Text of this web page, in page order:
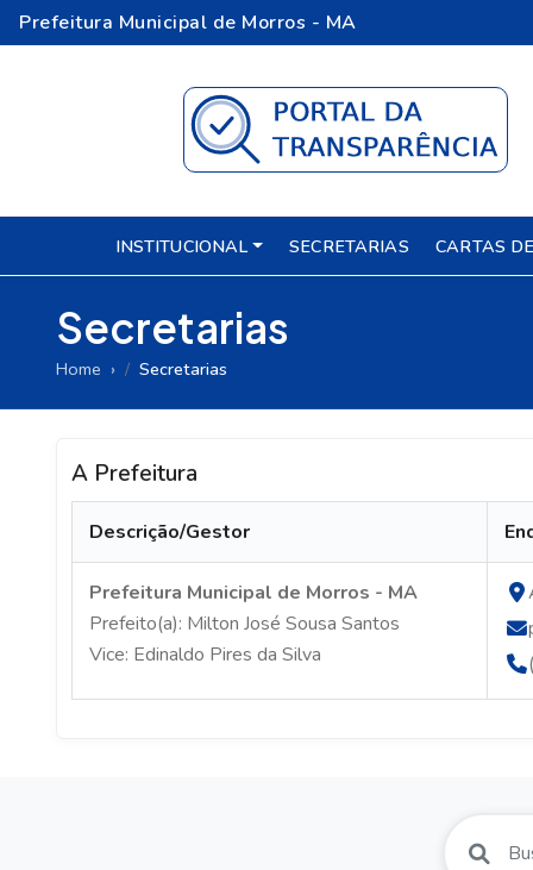
Prefeitura Municipal de Morros - MA
INSTITUCIONAL SECRETARIAS CARTAS
Secretarias
Home Secretarias
A Prefeitura
Descrição/Gestor
Prefeitura Municipal de Morros - MA
Prefeito(a): Milton José Sousa Santos
Vice: Edinaldo Pires da Silva